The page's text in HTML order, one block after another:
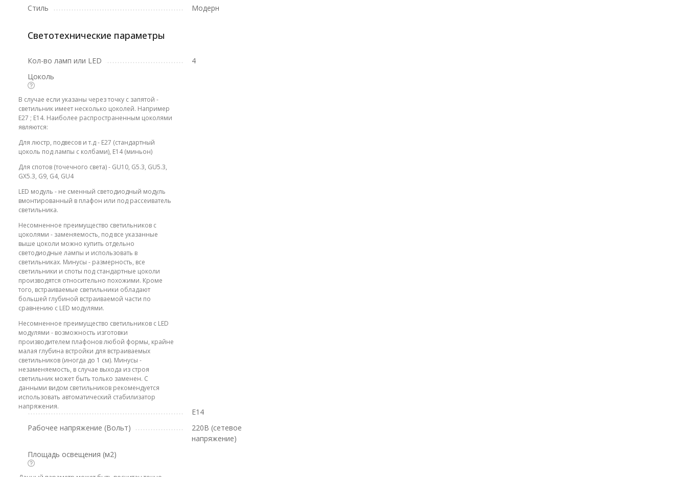
Стиль
Модерн
Светотехнические параметры
Кол-во ламп или LED
4
Цоколь
В случае если указаны через точку с запятой -
светильник имеет несколько цоколей. Например
E27 ; E14. Наиболее распространенным цоколями
являются:
Для люстр, подвесов и т.д - E27 (стандартный
цоколь под лампы с колбами), E14 (миньон)
Для спотов (точечного света) - GU10, G5.3, GU5.3,
GX5.3, G9, G4, GU4
LED модуль - не сменный светодиодный модуль
вмонтированный в плафон или под рассеиватель
светильника.
Несомненное преимущество светильников с
цоколями - заменяемость, под все указанные
выше цоколи можно купить отдельно
светодиодные лампы и использовать в
светильниках. Минусы - размерность, все
светильники и споты под стандартные цоколи
производятся относительно похожими. Кроме
того, встраиваемые светильники обладают
большей глубиной встраиваемой части по
сравнению с LED модулями.
Несомненное преимущество светильников с LED
модулями - возможность изготовки
производителем плафонов любой формы, крайне
малая глубина встройки для встраиваемых
светильников (иногда до 1 см). Минусы -
незаменяемость, в случае выхода из строя
светильник может быть только заменен. С
данными видом светильников рекомендуется
использовать автоматический стабилизатор
напряжения.
E14
Рабочее напряжение (Вольт)
220В (сетевое
напряжение)
Площадь освещения (м2)